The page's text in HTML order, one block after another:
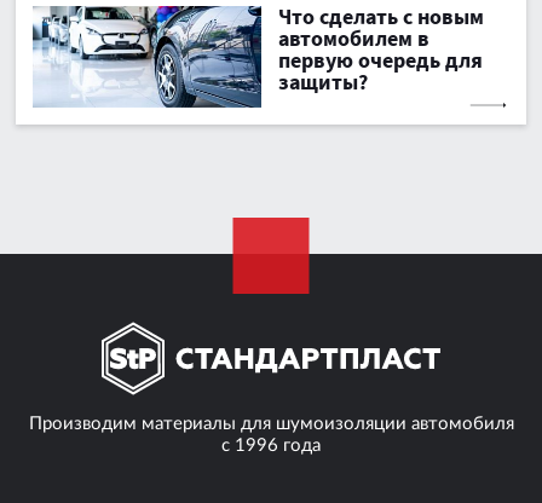
Что сделать с новым
автомобилем в
первую очередь для
защиты?
Производим материалы для шумоизоляции автомобиля
с 1996 года